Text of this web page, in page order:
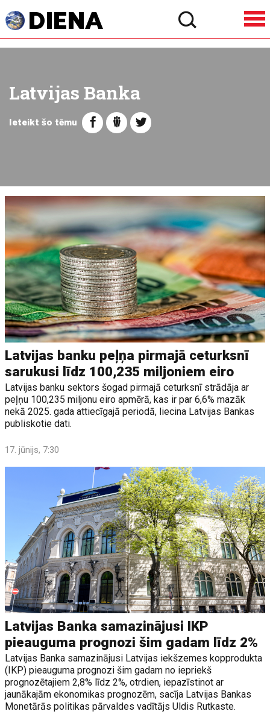
Latvijas Banka
Ieteikt šo tēmu
Latvijas banku peļņa pirmajā ceturksnī
sarukusi līdz 100,235 miljoniem eiro
Latvijas banku sektors šogad pirmajā ceturksnī strādāja ar
peļņu 100,235 miljonu eiro apmērā, kas ir par 6,6% mazāk
nekā 2025. gada attiecīgajā periodā, liecina Latvijas Bankas
publiskotie dati.
17. jūnijs, 7:30
Latvijas Banka samazinājusi IKP
pieauguma prognozi šim gadam līdz 2%
Latvijas Banka samazinājusi Latvijas iekšzemes kopprodukta
(IKP) pieauguma prognozi šim gadam no iepriekš
prognozētajiem 2,8% līdz 2%, otrdien, iepazīstinot ar
jaunākajām ekonomikas prognozēm, sacīja Latvijas Bankas
Monetārās politikas pārvaldes vadītājs Uldis Rutkaste.